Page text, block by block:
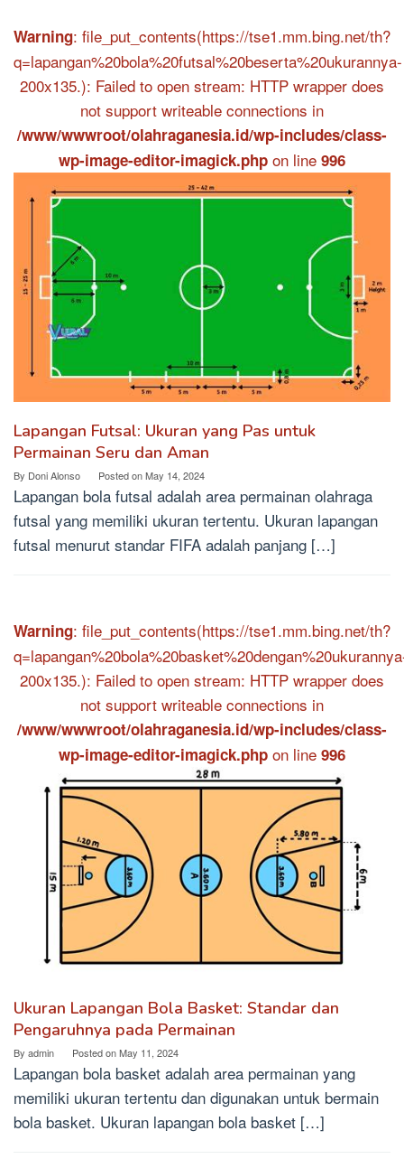
Warning: file_put_contents(https://tse1.mm.bing.net/th?
q=lapangan%20bola%20futsal%20beserta%20ukurannya-
200x135.): Failed to open stream: HTTP wrapper does
not support writeable connections in
/www/wwwroot/olahraganesia.id/wp-includes/class-
wp-image-editor-imagick.php on line 996
Lapangan Futsal: Ukuran yang Pas untuk
Permainan Seru dan Aman
By Doni Alonso Posted onMay 14, 2024
Lapangan bola futsal adalah area permainan olahraga
futsal yang memiliki ukuran tertentu. Ukuran lapangan
futsal menurut standar FIFA adalah panjang […]
Warning: file_put_contents(https://tse1.mm.bing.net/th?
200x135.): Failed to open stream: HTTP wrapper does
not support writeable connections in
/www/wwwroot/olahraganesia.id/wp-includes/class-
wp-image-editor-imagick.php on line 996
Ukuran Lapangan Bola Basket: Standar dan
Pengaruhnya pada Permainan
By admin Posted onMay 11, 2024
Lapangan bola basket adalah area permainan yang
memiliki ukuran tertentu dan digunakan untuk bermain
bola basket. Ukuran lapangan bola basket […]